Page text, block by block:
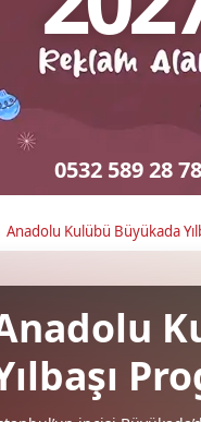
0532 589 28 78
Anadolu Kulübü Büyükada